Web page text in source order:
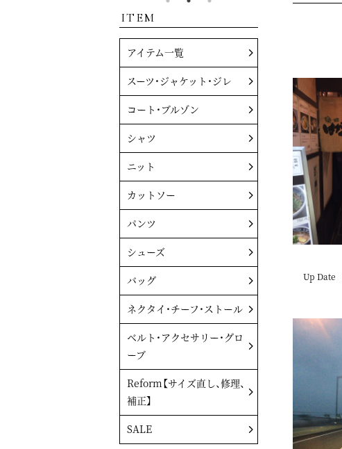
Up Date
ITEM
アイテム一覧
スーツ・ジャケット・ジレ
コート・ブルゾン
シャツ
ニット
カットソー
パンツ
シューズ
バッグ
ネクタイ・チーフ・ストール
ベルト・アクセサリー・グロ
ーブ
Reform【サイズ直し、修理、
補正】
SALE